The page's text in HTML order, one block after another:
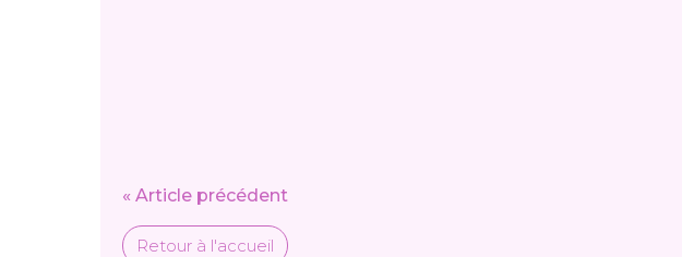
« Article précédent
Retour à l'accueil